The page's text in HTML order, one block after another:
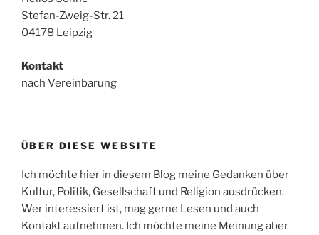
Stefan-Zweig-Str. 21
04178 Leipzig
Kontakt
nach Vereinbarung
ÜBER DIESE WEBSITE
Ich möchte hier in diesem Blog meine Gedanken über
Kultur, Politik, Gesellschaft und Religion ausdrücken.
Wer interessiert ist, mag gerne Lesen und auch
Kontakt aufnehmen. Ich möchte meine Meinung aber